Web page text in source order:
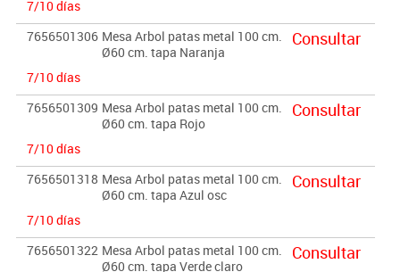
7/10 días
7656501306 Mesa Arbol patas metal 100 cm.
Ø60 cm. tapa Naranja
7/10 días
Consultar
7656501309 Mesa Arbol patas metal 100 cm.
Ø60 cm. tapa Rojo
7/10 días
Consultar
7656501318 Mesa Arbol patas metal 100 cm.
Ø60 cm. tapa Azul osc
7/10 días
Consultar
7656501322 Mesa Arbol patas metal 100 cm.
Ø60 cm. tapa Verde claro
Consultar